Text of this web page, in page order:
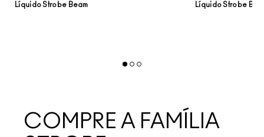
Líquido Strobe Beam
Líquido Strobe
COMPRE A FAMÍLIA